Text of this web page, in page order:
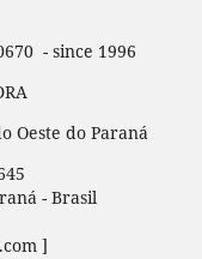
- since 1996
Oeste do Paraná
- Brasil
]